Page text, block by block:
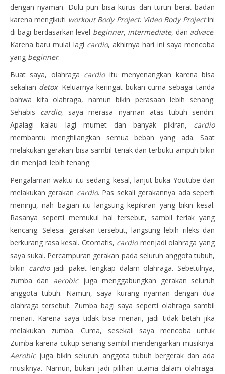
dengan nyaman. Dulu pun bisa kurus dan turun berat badan
karena mengikuti workout Body Project. Video Body Projectini
di bagi berdasarkan level beginner, intermediate, dan advace.
Karena baru mulai lagi cardio, akhirnya hari ini saya mencoba
yang beginner.
Buat saya, olahraga cardioitu menyenangkan karena bisa
sekalian detox. Keluarnya keringat bukan cuma sebagai tanda
bahwa kita olahraga, namun bikin perasaan lebih senang.
Sehabis cardio, saya merasa nyaman atas tubuh sendiri.
Apalagi kalau lagi mumet dan banyak pikiran, cardio
membantu menghilangkan semua beban yang ada. Saat
melakukan gerakan bisa sambil teriak dan terbukti ampuh bikin
diri menjadi lebih tenang.
Pengalaman waktu itu sedang kesal, lanjut buka Youtube dan
melakukan gerakan cardio. Pas sekali gerakannya ada seperti
meninju, nah bagian itu langsung kepikiran yang bikin kesal.
Rasanya seperti memukul hal tersebut, sambil teriak yang
kencang. Selesai gerakan tersebut, langsung lebih rileks dan
berkurang rasa kesal. Otomatis, cardiomenjadi olahraga yang
saya sukai. Percampuran gerakan pada seluruh anggota tubuh,
bikin cardiojadi paket lengkap dalam olahraga. Sebetulnya,
zumba dan aerobicjuga menggabungkan gerakan seluruh
anggota tubuh. Namun, saya kurang nyaman dengan dua
olahraga tersebut. Zumba bagi saya seperti olahraga sambil
menari. Karena saya tidak bisa menari, jadi tidak betah jika
melakukan zumba. Cuma, sesekali saya mencoba untuk
Zumba karena cukup senang sambil mendengarkan musiknya.
Aerobicjuga bikin seluruh anggota tubuh bergerak dan ada
musiknya. Namun, bukan jadi pilihan utama dalam olahraga.